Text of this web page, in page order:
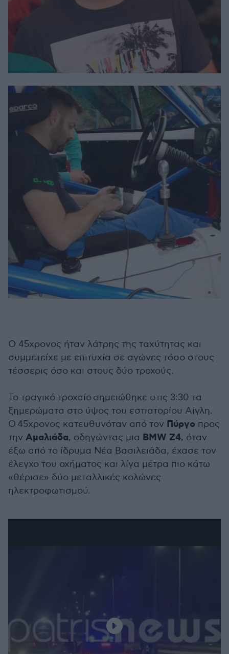
Ο 45χρονος ήταν λάτρης της ταχύτητας και
συμμετείχε με επιτυχία σε αγώνες τόσο στους
τέσσερις όσο και στους δύο τροχούς.
To τραγικό τροχαίο σημειώθηκε στις 3:30 τα
ξημερώματα στο ύψος του εστιατορίου Αίγλη.
Ο 45χρονος κατευθυνόταν από τον Πύργο προς
την Αμαλιάδα, οδηγώντας μια BMW Z4, όταν
έξω από το ίδρυμα Νέα Βασιλειάδα, έχασε τον
έλεγχο του οχήματος και λίγα μέτρα πιο κάτω
«θέρισε» δύο μεταλλικές κολώνες
ηλεκτροφωτισμού.